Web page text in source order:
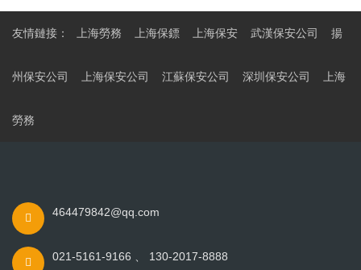
友情鏈接： 上海勞務 上海保鏢 上海保安 武漢保安公司 揚
州保安公司 上海保安公司 江蘇保安公司 深圳保安公司 上海
勞務
464479842@qq.com
021-5161-9166 、 130-2017-8888